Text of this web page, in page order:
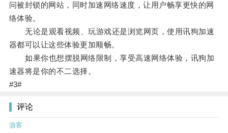
问被封锁的网站，同时加速网络速度，让用户畅享更快的网
络体验。
无论是观看视频、玩游戏还是浏览网页，使用讯狗加速
器都可以让这些体验更加顺畅。
如果你也想摆脱网络限制，享受高速网络体验，讯狗加
速器将是你的不二选择。
#3#
评论
游客